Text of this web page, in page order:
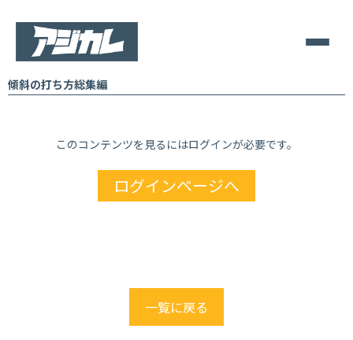
傾斜の打ち方総集編
このコンテンツを見るにはログインが必要です。
ログインページへ
一覧に戻る